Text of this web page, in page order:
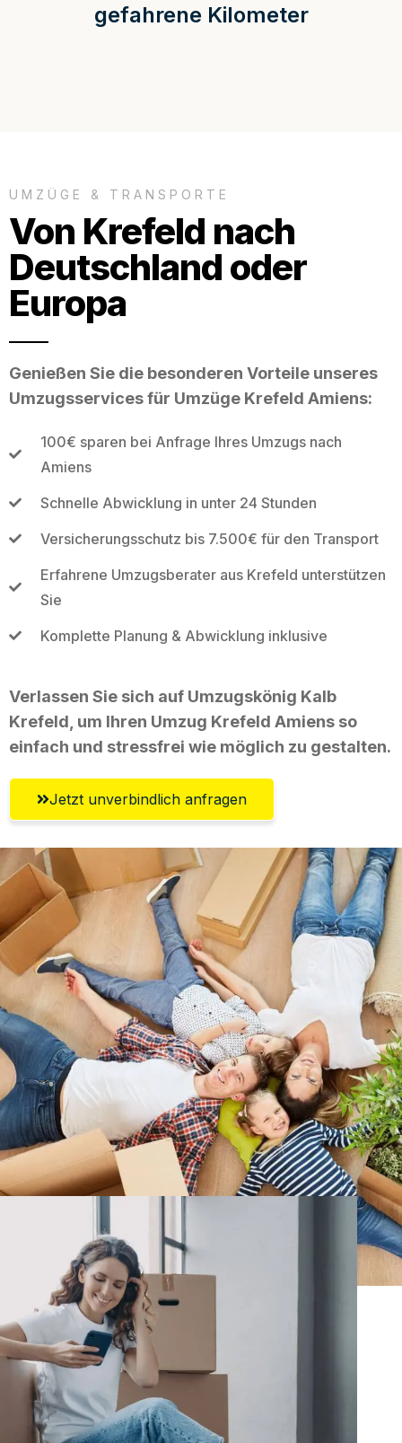
gefahrene Kilometer
UMZÜGE & TRANSPORTE
Von Krefeld nach
Deutschland oder
Europa
Genießen Sie die besonderen Vorteile unseres
Umzugsservices für Umzüge Krefeld Amiens:
100€ sparen bei Anfrage Ihres Umzugs nach
Amiens
Schnelle Abwicklung in unter 24 Stunden
Versicherungsschutz bis 7.500€ für den Transport
Erfahrene Umzugsberater aus Krefeld unterstützen
Sie
Komplette Planung & Abwicklung inklusive
Verlassen Sie sich auf Umzugskönig Kalb
Krefeld, um Ihren Umzug Krefeld Amiens so
einfach und stressfrei wie möglich zu gestalten.
Jetzt unverbindlich anfragen